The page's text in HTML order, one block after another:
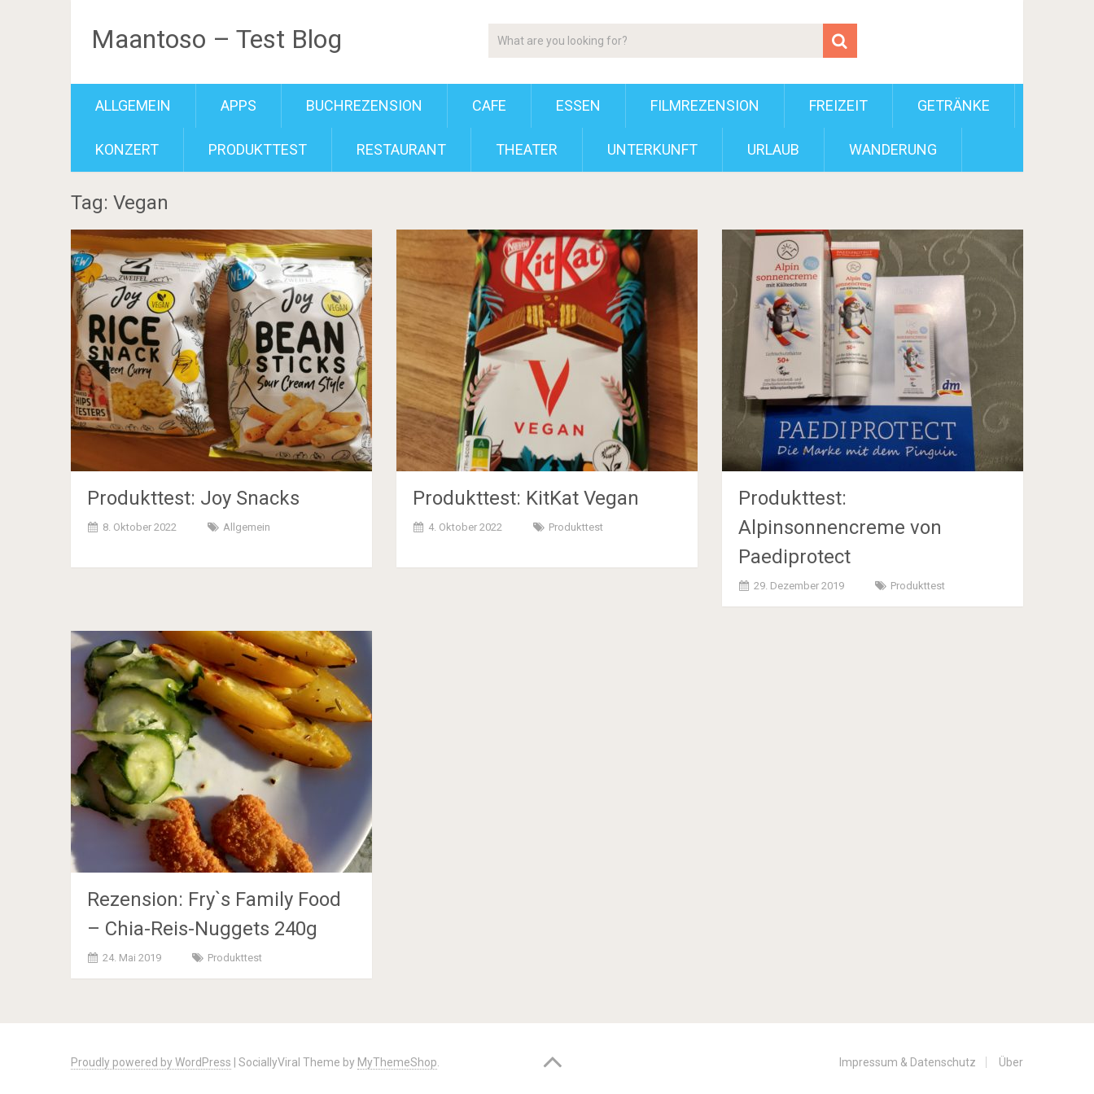
Maantoso – Test Blog
ALLGEMEIN APPS BUCHREZENSION CAFE ESSEN FILMREZENSION FREIZEIT GETRÄNKE
KONZERT PRODUKTTEST RESTAURANT THEATER UNTERKUNFT URLAUB WANDERUNG
Tag: Vegan
Produkttest: Joy Snacks
8. Oktober 2022 Allgemein
Produkttest: KitKat Vegan
4. Oktober 2022 Produkttest
Produkttest:
Alpinsonnencreme von
Paediprotect
29. Dezember 2019 Produkttest
Rezension: Fry`s Family Food
– Chia-Reis-Nuggets 240g
24. Mai 2019 Produkttest
navigation
Proudly powered by WordPress | SociallyViral Theme by MyThemeShop Impressum & Datenschutz Über